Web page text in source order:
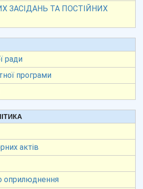
ЗАСІДАНЬ ТА ПОСТІЙНИХ
ради
програми
актів
оприлюднення